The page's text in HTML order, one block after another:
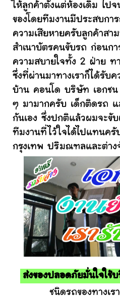
ให้ลูกค้าตั้งแต่ห้องเดิม ไป
ของโดยทีมงานมีประสบกา
ความเสียหายครับลูกค้าสา
สำเนาบัตรคนขับรถ ก่อนกา
ความสบายใจทั้ง 2 ฝ่าย ท
ซึ่งที่ผ่านมาทางเราก็ได้รับ
บ้าน คอนโด บริษัท เอกชน
ๆ มามากครับ เด็กติดรถ
กันเอง ซึ่งปกติแล้วผมจะขับ
ทีมงานที่ไว้ใจได้ไปแทนครั
กรุงเทพ ปริมณฑลและต่าง
ส่งของปลอดภัยมั่นใจใช้
ชนิดรถของทางเราก็